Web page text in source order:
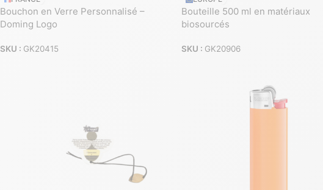
Bouchon en Verre Personnalisé –
Doming Logo
SKU : GK20415
Bouteille 500 ml en matériaux
biosourcés
SKU : GK20906